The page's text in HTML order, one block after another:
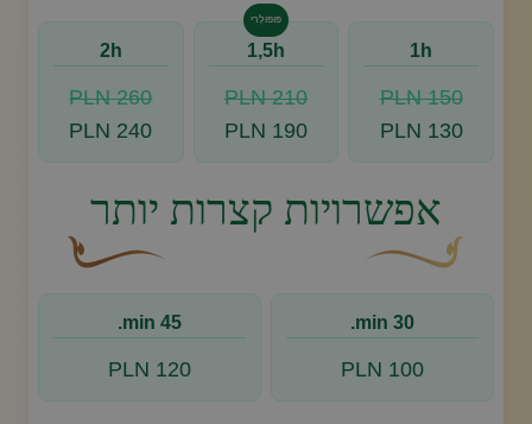
1h
150 PLN
130 PLN
פּוֹפּוּלָרִי
1,5h
210 PLN
190 PLN
2h
260 PLN
240 PLN
אפשרויות קצרות יותר
30 min.
100 PLN
45 min.
120 PLN